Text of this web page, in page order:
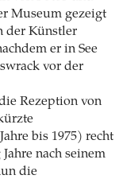
Museum gezeigt
der Künstler
er in See
vor der
Rezeption von
bis 1975) recht
nach seinem
die